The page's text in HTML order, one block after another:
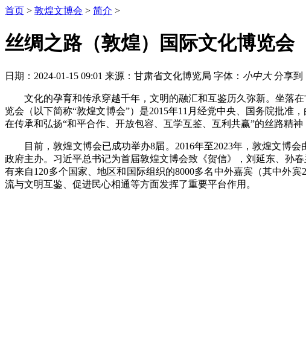
首页 > 敦煌文博会 > 简介 >
丝绸之路（敦煌）国际文化博览会
日期：2024-01-15 09:01 来源：甘肃省文化博览局 字体： 小中大 分享到
文化的孕育和传承穿越千年，文明的融汇和互鉴历久弥新。坐落
览会（以下简称“敦煌文博会”）是2015年11月经党中央、国务院批准
在传承和弘扬“和平合作、开放包容、互学互鉴、互利共赢”的丝路精
目前，敦煌文博会已成功举办8届。2016年至2023年，敦煌文博
政府主办。习近平总书记为首届敦煌文博会致《贺信》，刘延东、孙
有来自120多个国家、地区和国际组织的8000多名中外嘉宾（其中外
流与文明互鉴、促进民心相通等方面发挥了重要平台作用。